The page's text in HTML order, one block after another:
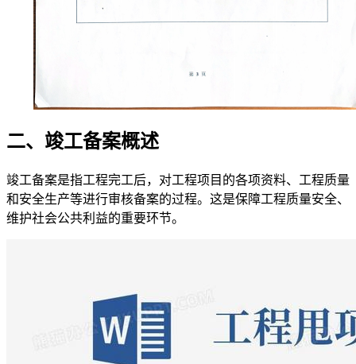
二、竣工备案概述
竣工备案是指工程完工后，对工程项目的各项资料、工程质量
和安全生产等进行审核备案的过程。这是保障工程质量安全、
维护社会公共利益的重要环节。